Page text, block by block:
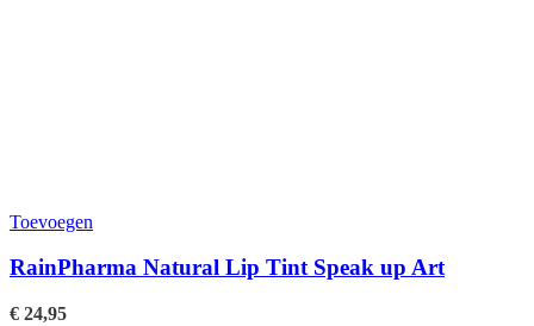
Toevoegen
RainPharma Natural Lip Tint Speak up Art
€ 24,95